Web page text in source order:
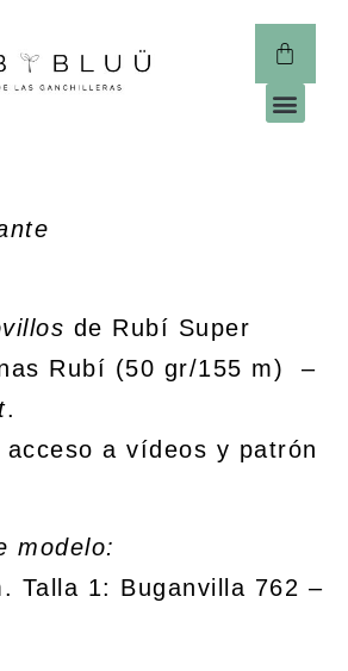
de Rubí Super
Rubí (50 gr/155 m) –
.
acceso a vídeos y patrón
modelo:
Talla 1: Buganvilla 762 –